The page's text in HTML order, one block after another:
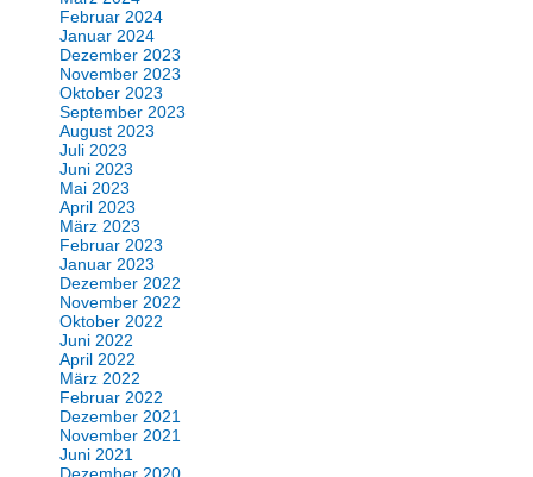
Februar 2024
Januar 2024
Dezember 2023
November 2023
Oktober 2023
September 2023
August 2023
Juli 2023
Juni 2023
Mai 2023
April 2023
März 2023
Februar 2023
Januar 2023
Dezember 2022
November 2022
Oktober 2022
Juni 2022
April 2022
März 2022
Februar 2022
Dezember 2021
November 2021
Juni 2021